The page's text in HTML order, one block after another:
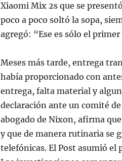
Xiaomi Mix 2s que se
poco a poco soltó la sopa,
agregó: “Ese es sólo el primer
Meses más tarde, entrega
había proporcionado con
entrega, falta material y
declaración ante un comité
abogado de Nixon, afirma
y que de manera rutinaria se
telefónicas. El Post asumió el